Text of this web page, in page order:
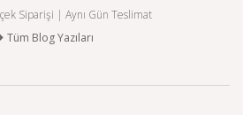
Siparişi | Aynı Gün Teslimat
Tüm Blog Yazıları